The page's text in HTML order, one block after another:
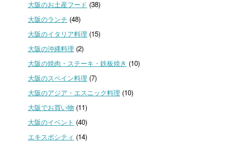
大阪のお土産フード (38)
大阪のランチ (48)
大阪のイタリア料理 (15)
大阪の沖縄料理 (2)
大阪の焼肉・ステーキ・鉄板焼き (10)
大阪のスペイン料理 (7)
大阪のアジア・エスニック料理 (10)
大阪でお買い物 (11)
大阪のイベント (40)
エキスポシティ (14)